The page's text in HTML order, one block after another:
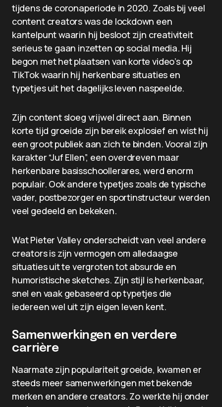
tijdens de coronaperiode in 2020. Zoals bij veel
content creators was de lockdown een
kantelpunt waarin hij besloot zijn creativiteit
serieus te gaan inzetten op social media. Hij
begon met het plaatsen van korte video’s op
TikTok waarin hij herkenbare situaties en
typetjes uit het dagelijks leven naspeelde.
Zijn content sloeg vrijwel direct aan. Binnen
korte tijd groeide zijn bereik explosief en wist hij
een groot publiek aan zich te binden. Vooral zijn
karakter “Juf Ellen”, een overdreven maar
herkenbare basisschoollerares, werd enorm
populair. Ook andere typetjes zoals de typische
vader, postbezorger en sportinstructeur werden
veel gedeeld en bekeken.
Wat Pieter Valley onderscheidt van veel andere
creators is zijn vermogen om alledaagse
situaties uit te vergroten tot absurde en
humoristische sketches. Zijn stijl is herkenbaar,
snel en vaak gebaseerd op typetjes die
iedereen wel uit zijn eigen leven kent.
Samenwerkingen en verdere
carrière
Naarmate zijn populariteit groeide, kwamen er
steeds meer samenwerkingen met bekende
merken en andere creators. Zo werkte hij onder